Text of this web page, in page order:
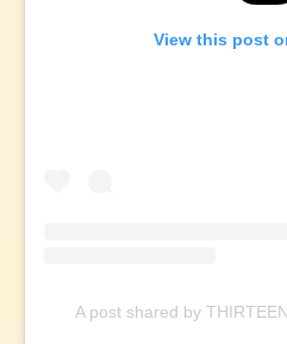
View this post
A post shared by